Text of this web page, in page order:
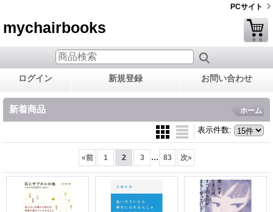
PCサイト
mychairbooks
ログイン 新規登録 お問い合わせ
新着商品 ホーム
表示件数:
«前 1 2 3 ... 83 次»